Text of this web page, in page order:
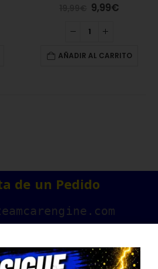
9,99€
AÑADIR AL CARRITO
de un Pedido